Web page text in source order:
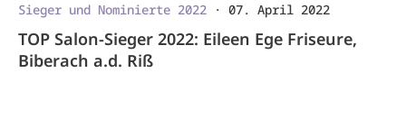
Sieger und Nominierte 2022 · 07. April 2022
TOP Salon-Sieger 2022: Eileen Ege Friseure,
Biberach a.d. Riß